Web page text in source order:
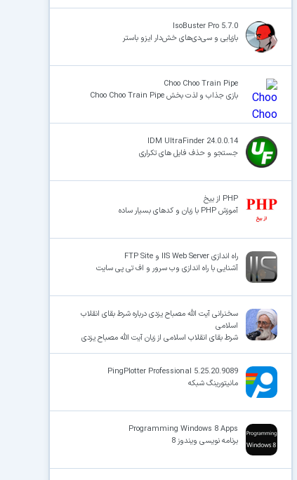
IsoBuster Pro 5.7.0
بازیابی و سی‌دی‌های خش‌دار ایزو باستر
Choo Choo Train Pipe
بازی جذاب و لذت بخش Choo Choo Train Pipe
IDM UltraFinder 24.0.0.14
جستجو و حذف فایل های تکراری
PHP از بیخ
آموزش PHP با زبان و کدهای بسیار ساده
راه اندازی IIS Web Server و FTP Site
آشنایی با راه اندازی وب سرور و اف تی پی سایت
سخنرانی آیت الله مصباح یزدی درباره شرط بقای انقلاب
اسلامی
شرط بقای انقلاب اسلامی از زبان آیت الله مصباح یزدی
PingPlotter Professional 5.25.20.9089
مانیتورینگ شبکه
Programming Windows 8 Apps
برنامه نویسی ویندوز 8